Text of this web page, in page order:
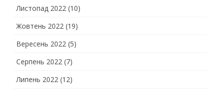
Листопад 2022 (10)
Жовтень 2022 (19)
Вересень 2022 (5)
Серпень 2022 (7)
Липень 2022 (12)